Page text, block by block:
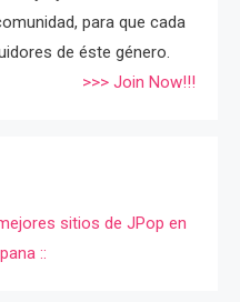
para que cada
de éste género.
>>> Join Now!!!